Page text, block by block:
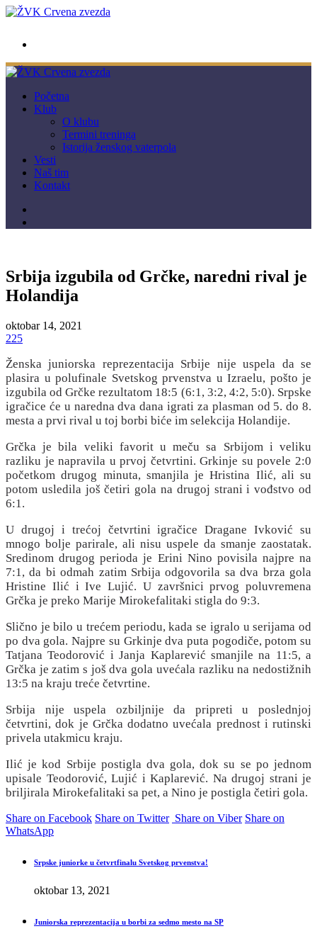
Početna
Klub
O klubu
Termini treninga
Istorija ženskog vaterpola
Vesti
Naš tim
Kontakt
Srbija izgubila od Grčke, naredni rival je
Holandija
oktobar 14, 2021
225
Ženska juniorska reprezentacija Srbije nije uspela da se
plasira u polufinale Svetskog prvenstva u Izraelu, pošto je
izgubila od Grčke rezultatom 18:5 (6:1, 3:2, 4:2, 5:0). Srpske
igračice će u naredna dva dana igrati za plasman od 5. do 8.
mesta a prvi rival u toj borbi biće im selekcija Holandije.
Grčka je bila veliki favorit u meču sa Srbijom i veliku
razliku je napravila u prvoj četvrtini. Grkinje su povele 2:0
početkom drugog minuta, smanjila je Hristina Ilić, ali su
potom usledila još četiri gola na drugoj strani i vođstvo od
6:1.
U drugoj i trećoj četvrtini igračice Dragane Ivković su
mnogo bolje parirale, ali nisu uspele da smanje zaostatak.
Sredinom drugog perioda je Erini Nino povisila najpre na
7:1, da bi odmah zatim Srbija odgovorila sa dva brza gola
Hristine Ilić i Ive Lujić. U završnici prvog poluvremena
Grčka je preko Marije Mirokefalitaki stigla do 9:3.
Slično je bilo u trećem periodu, kada se igralo u serijama od
po dva gola. Najpre su Grkinje dva puta pogodiče, potom su
Tatjana Teodorović i Janja Kaplarević smanjile na 11:5, a
Grčka je zatim s još dva gola uvećala razliku na nedostižnih
13:5 na kraju treće četvrtine.
Srbija nije uspela ozbiljnije da pripreti u poslednjoj
četvrtini, dok je Grčka dodatno uvećala prednost i rutinski
privela utakmicu kraju.
Ilić je kod Srbije postigla dva gola, dok su se po jednom
upisale Teodorović, Lujić i Kaplarević. Na drugoj strani je
briljirala Mirokefalitaki sa pet, a Nino je postigla četiri gola.
Share on Facebook Share on Twitter Share on Viber Share on
WhatsApp
Srpske juniorke u četvrtfinalu Svetskog prvenstva!
oktobar 13, 2021
Juniorska reprezentacija u borbi za sedmo mesto na SP